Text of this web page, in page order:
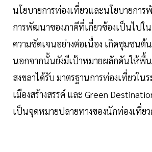
นโยบายการท่องเที่ยวและนโยบายกา
การพัฒนาของภาคีที่เกี่ยวข้องเป็นไปใ
ความชัดเจนอย่างต่อเนื่อง เกิดชุมชน
นอกจากนั้นยังมีเป้าหมายผลักดันให้พื้
สงขลาได้รับ มาตรฐานการท่องเที่ยวใน
เมืองสร้างสรรค์ และ Green
เป็นจุดหมายปลายทางของนักท่องเที่ย